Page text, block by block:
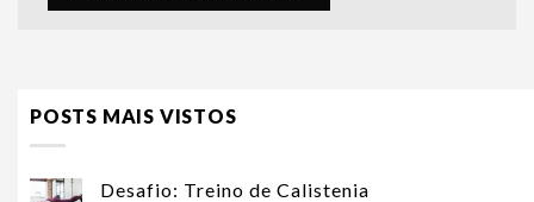
POSTS MAIS VISTOS
Desafio: Treino de Calistenia